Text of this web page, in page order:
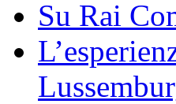
Su Rai